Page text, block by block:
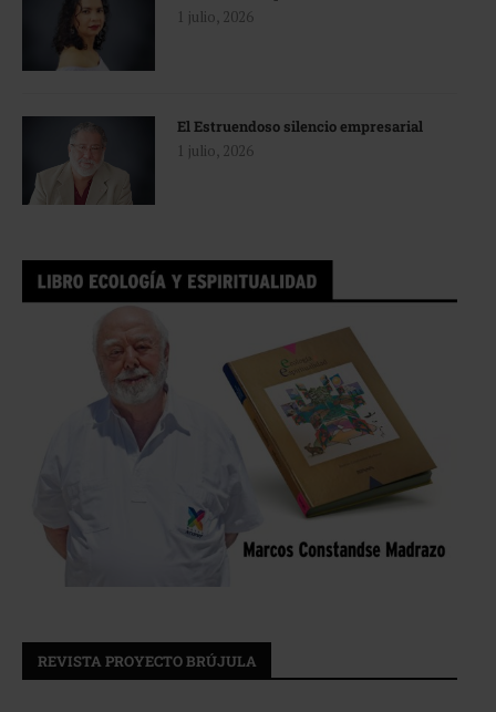
1 julio, 2026
El Estruendoso silencio empresarial
1 julio, 2026
REVISTA PROYECTO BRÚJULA